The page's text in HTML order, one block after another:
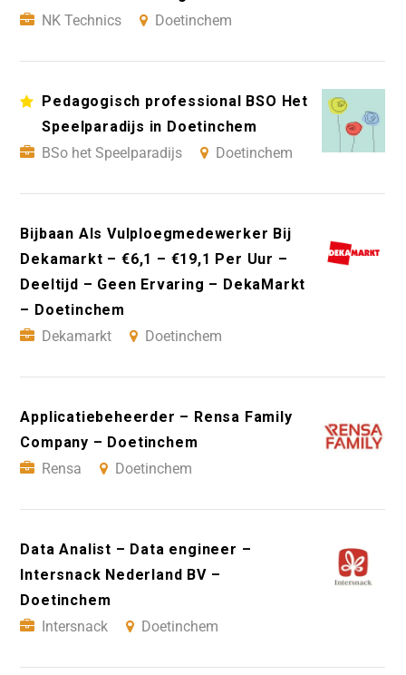
NK Technics
Doetinchem
Pedagogisch professional BSO Het
Speelparadijs in Doetinchem
BSo het Speelparadijs
Doetinchem
Bijbaan Als Vulploegmedewerker Bij
Dekamarkt – €6,1 – €19,1 Per Uur –
Deeltijd – Geen Ervaring – DekaMarkt
– Doetinchem
Dekamarkt
Doetinchem
Applicatiebeheerder – Rensa Family
Company – Doetinchem
Rensa
Doetinchem
Data Analist – Data engineer –
Intersnack Nederland BV –
Doetinchem
Intersnack
Doetinchem